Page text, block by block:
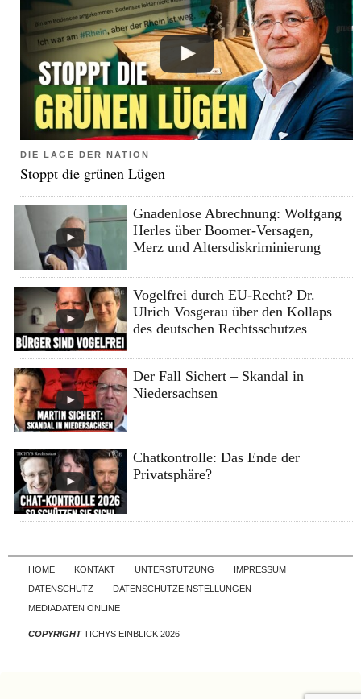
DIE LAGE DER NATION
Stoppt die grünen Lügen
Gnadenlose Abrechnung: Wolfgang
Herles über Boomer-Versagen,
Merz und Altersdiskriminierung
Vogelfrei durch EU-Recht? Dr.
Ulrich Vosgerau über den Kollaps
des deutschen Rechtsschutzes
Der Fall Sichert – Skandal in
Niedersachsen
Chatkontrolle: Das Ende der
Privatsphäre?
Skip to content
HOME KONTAKT UNTERSTÜTZUNG
IMPRESSUM
DATENSCHUTZ
DATENSCHUTZEINSTELLUNGEN
MEDIADATEN ONLINE
COPYRIGHTTICHYS EINBLICK 2026